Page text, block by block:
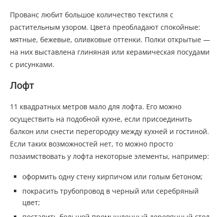
Прованс любит большое количество текстиля с
растительным узором. Цвета преобладают спокойные:
мятные, бежевые, оливковые оттенки. Полки открытые —
на них выставлена глиняная или керамическая посудами
с рисунками.
Лофт
11 квадратных метров мало для лофта. Его можно
осуществить на подобной кухне, если присоединить
балкон или снести перегородку между кухней и гостиной.
Если таких возможностей нет, то можно просто
позаимствовать у лофта некоторые элементы, например:
оформить одну стену кирпичом или голым бетоном;
покрасить трубопровод в черный или серебряный
цвет;